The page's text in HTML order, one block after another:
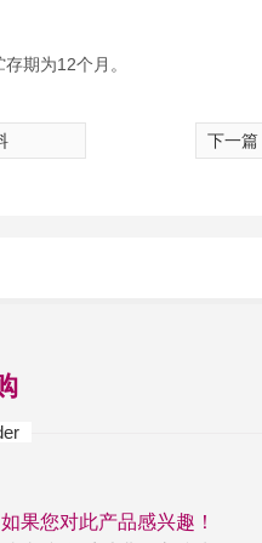
存期为12个月。
下一
如果您对此产品感兴趣！